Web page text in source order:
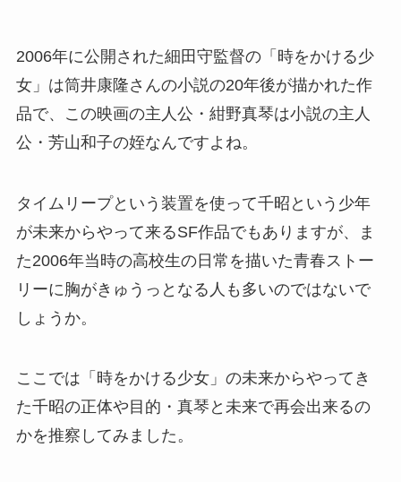
2006年に公開された細田守監督の「時をかける少
女」は筒井康隆さんの小説の20年後が描かれた作
品で、この映画の主人公・紺野真琴は小説の主人
公・芳山和子の姪なんですよね。
タイムリープという装置を使って千昭という少年
が未来からやって来るSF作品でもありますが、ま
た2006年当時の高校生の日常を描いた青春ストー
リーに胸がきゅうっとなる人も多いのではないで
しょうか。
ここでは「時をかける少女」の未来からやってき
た千昭の正体や目的・真琴と未来で再会出来るの
かを推察してみました。